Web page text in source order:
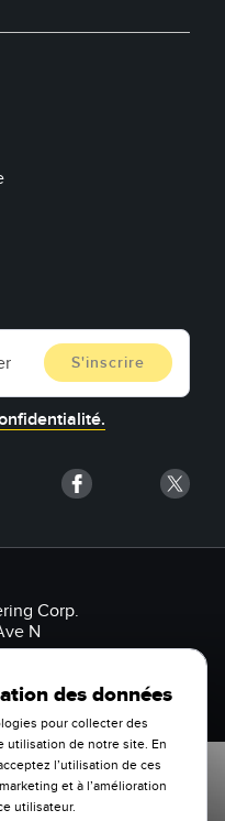
Corp.
N
(736767)des données
pour collecter des
utilisation de notre site. En
l’utilisation de ces
et à l’amélioration
utilisateur.